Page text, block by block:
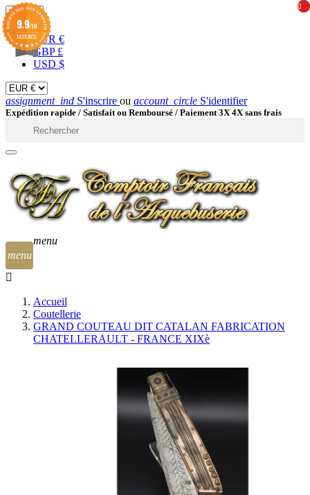
EUR 
EUR €
GBP £
USD $
assignment_ind S'inscrire ou account_circle S'identifier
Expédition rapide / Satisfait ou Remboursé / Paiement 3X 4X sans frais
menu
0
0
menu
Accueil
Coutellerie
GRAND COUTEAU DIT CATALAN FABRICATION
CHATELLERAULT - FRANCE XIXè
9.9/10
1439 AVIS